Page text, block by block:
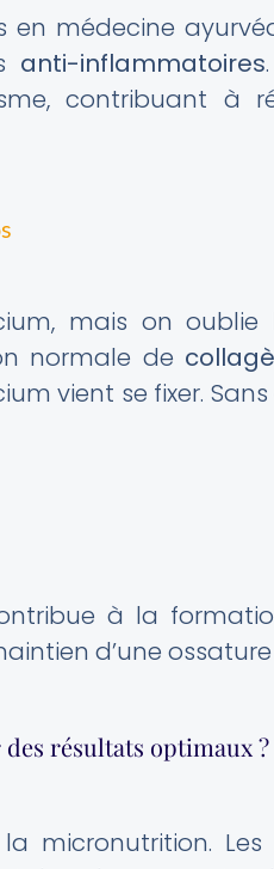
en médecine
anti-inflammatoires
contribuant à
mais on
normale de
vient se fixer.
à la
d’une
résultats optimaux ?
micronutrition. Les